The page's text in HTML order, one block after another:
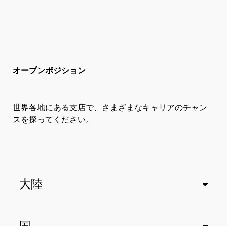
オープンポジション
世界各地にある支店で、さまざまなキャリアのチャン
スを探ってください。